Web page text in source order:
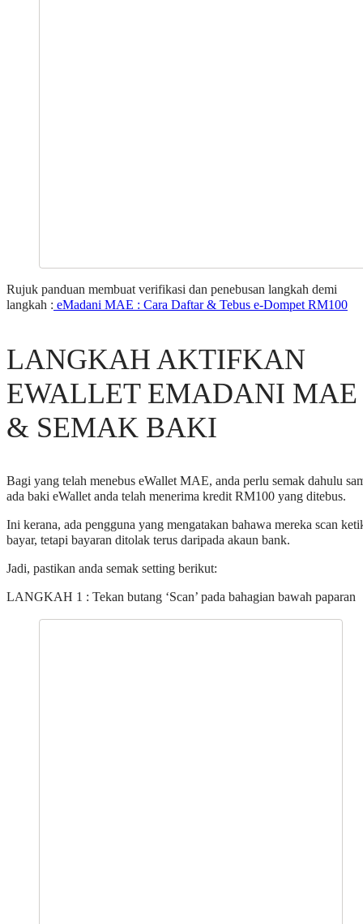
Rujuk panduan membuat verifikasi dan penebusan langkah demi
langkah : eMadani MAE : Cara Daftar & Tebus e-Dompet RM100
LANGKAH AKTIFKAN
EWALLET EMADANI MAE
& SEMAK BAKI
Bagi yang telah menebus eWallet MAE, anda perlu semak dahulu
ada baki eWallet anda telah menerima kredit RM100 yang ditebus.
Ini kerana, ada pengguna yang mengatakan bahawa mereka scan
bayar, tetapi bayaran ditolak terus daripada akaun bank.
Jadi, pastikan anda semak setting berikut:
LANGKAH 1 : Tekan butang ‘Scan’ pada bahagian bawah paparan